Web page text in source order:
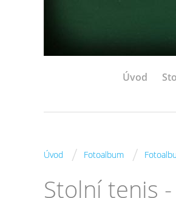
Úvod
Úvod / Fotoalbum /
Stolní tenis